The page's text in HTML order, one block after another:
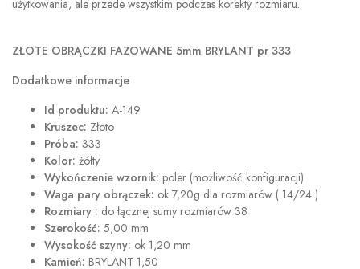
użytkowania, ale przede wszystkim podczas korekty rozmiaru.
ZŁOTE OBRĄCZKI FAZOWANE 5mm BRYLANT pr 333
Dodatkowe informacje
Id produktu: A-149
Kruszec: Złoto
Próba: 333
Kolor: żółty
Wykończenie wzornik: poler (możliwość konfiguracji)
Waga pary obrączek: ok 7,20g dla rozmiarów ( 14/24 )
Rozmiary : do łącznej sumy rozmiarów 38
Szerokość: 5,00 mm
Wysokość szyny: ok 1,20 mm
Kamień: BRYLANT 1,50